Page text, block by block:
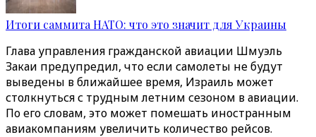
Итоги саммита НАТО: что это значит для Украины
Глава управления гражданской авиации Шмуэль
Закаи предупредил, что если самолеты не будут
выведены в ближайшее время, Израиль может
столкнуться с трудным летним сезоном в авиации.
По его словам, это может помешать иностранным
авиакомпаниям увеличить количество рейсов.